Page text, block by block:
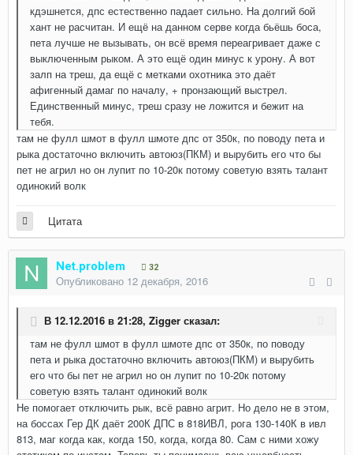
кдэшнется, дпс естественно падает сильно. На долгий бой
хант не расчитан. И ещё на данном серве когда бьёшь боса,
пета лучше не вызывать, он всё время переагривает даже с
выключенным рыком. А это ещё один минус к урону. А вот
залп на треш, да ещё с метками охотника это даёт
афигенный дамаг по началу, + пронзающий выстрел.
Единственный минус, треш сразу не ложится и бежит на
тебя.
там не фулл шмот в фулл шмоте дпс от 350к, по поводу пета и
рыка достаточно включить автоюз(ПКМ) и вырубить его что бы
пет не агрил но он лупит по 10-20к потому советую взять талант
одинокий волк
Цитата
Net.problem 32
Опубликовано 12 декабря, 2016
В 12.12.2016 в 21:28, Zigger сказал:
там не фулл шмот в фулл шмоте дпс от 350к, по поводу
пета и рыка достаточно включить автоюз(ПКМ) и вырубить
его что бы пет не агрил но он лупит по 10-20к потому
советую взять талант одинокий волк
Не помогает отключить рык, всё равно агрит. Но дело не в этом,
на боссах Гер ДК даёт 200К ДПС в 818ИВЛ, рога 130-140К в ивл
813, маг когда как, когда 150, когда, когда 80. Сам с ними хожу